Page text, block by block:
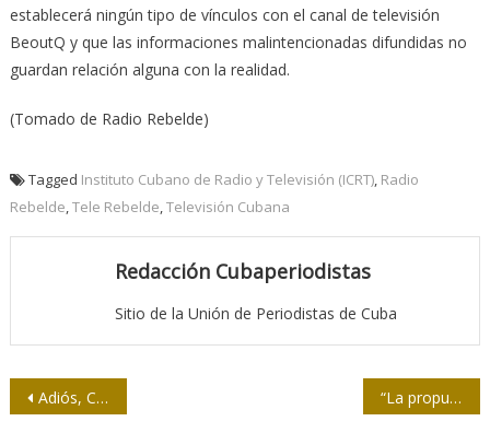
establecerá ningún tipo de vínculos con el canal de televisión
BeoutQ y que las informaciones malintencionadas difundidas no
guardan relación alguna con la realidad.
(Tomado de Radio Rebelde)
Tagged Instituto Cubano de Radio y Televisión (ICRT), Radio
Rebelde,Tele Rebelde,Televisión Cubana
Redacción Cubaperiodistas
Sitio de la Unión de Periodistas de Cuba
Navegación
Adiós, Carilda “La propuesta constitucional cambia totalmente lo que ahora existe”